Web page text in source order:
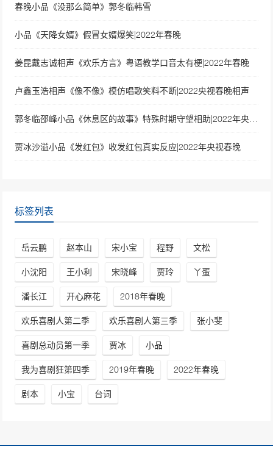
春晚小品《没那么简单》郭冬临韩雪
小品《天降女婿》假冒女婿爆笑|2022年春晚
姜昆戴志诚相声《欢乐方言》粤语教学口音太有梗|2022年春晚
卢鑫玉浩相声《像不像》模仿唱歌笑料不断|2022央视春晚相声
贾冰沙溢小品《发红包》收发红包真实反应|2022年央视春晚
标签列表
岳云鹏 赵本山 宋小宝 程野 文松
小沈阳 王小利 宋晓峰 贾玲 丫蛋
潘长江 开心麻花 2018年春晚
欢乐喜剧人第二季 欢乐喜剧人第三季 张小斐
喜剧总动员第一季 贾冰 小品
我为喜剧狂第四季 2019年春晚 2022年春晚
剧本 小宝 台词